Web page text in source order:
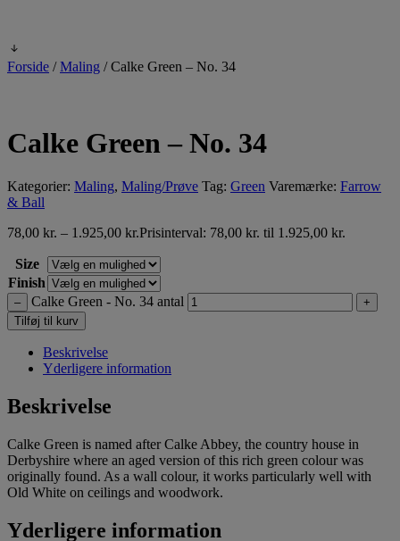
Forside /Maling /Calke Green – No. 34
Calke Green – No. 34
Kategorier: Maling, Maling/Prøve Tag: Green Varemærke: Farrow
& Ball
78,00 kr. – 1.925,00 kr.Prisinterval: 78,00 kr. til 1.925,00 kr.
Size
Finish
– Calke Green - No. 34 antal
+
Tilføj til kurv
Beskrivelse
Yderligere information
Beskrivelse
Calke Green is named after Calke Abbey, the country house in
Derbyshire where an aged version of this rich green colour was
originally found. As a wall colour, it works particularly well with
Old White on ceilings and woodwork.
Yderligere information